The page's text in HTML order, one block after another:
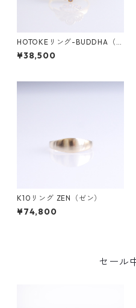
HOTOKEリング-BUDDHA（仏
陀）-
¥38,500
K10リング ZEN（ゼン）
¥74,800
セール